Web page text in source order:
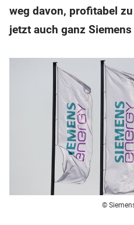
weg davon, profitabel
jetzt auch ganz
©